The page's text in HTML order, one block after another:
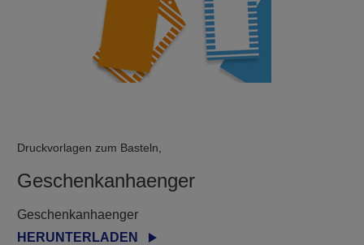
Druckvorlagen zum Basteln,
Geschenkanhaenger
Geschenkanhaenger
HERUNTERLADEN